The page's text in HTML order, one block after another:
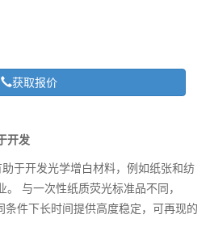
获取报价
开发
于开发光学增白材料，例如纸张和纺
与一次性纸质荧光标准品不同，
件下长时间提供高度稳定，可再现的